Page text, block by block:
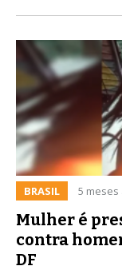
BRASIL 5 meses
Mulher é
contra
DF